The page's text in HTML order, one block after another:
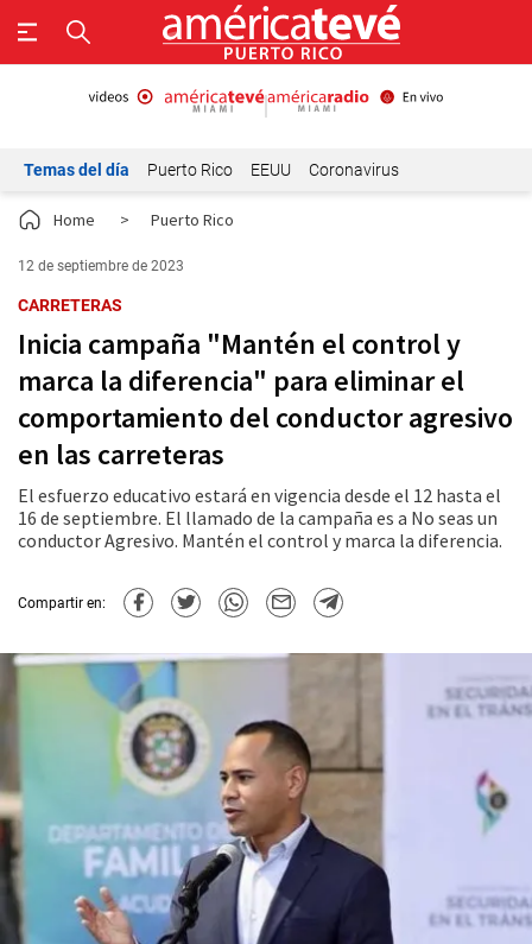
Temas del día Puerto Rico EEUU Coronavirus
Home > Puerto Rico
12 de septiembre de 2023
CARRETERAS
Inicia campaña "Mantén el control y
marca la diferencia" para eliminar el
comportamiento del conductor agresivo
en las carreteras
El esfuerzo educativo estará en vigencia desde el 12 hasta el
16 de septiembre. El llamado de la campaña es a No seas un
conductor Agresivo. Mantén el control y marca la diferencia.
Compartir en: